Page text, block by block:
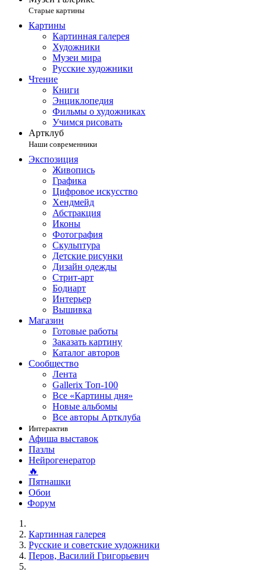
Старые картины
Картины
Картинная галерея
Художники
Музеи мира
Русские художники
Чтение
Книги
Энциклопедия
Фильмы о художниках
Учимся рисовать
Артклуб
Наши современники
Экспозиция
Живопись
Графика
Цифровое искусство
Хендмейд
Абстракция
Иконы
Фотография
Скульптура
Детские рисунки
Дизайн одежды
Стрит-арт
Бодиарт
Интерьер
Вышивка
Магазин
Готовые работы
Заказать картину
Каталог авторов
Сообщество
Лента
Gallerix Топ-100
Все «Картины дня»
Новые альбомы
Все авторы Артклуба
Интерактив
Афиша выставок
Пазлы
Нейрогенератор
🔥
Пятнашки
Обои
Форум
Картинная галерея
Русские и советские художники
Перов, Василий Григорьевич